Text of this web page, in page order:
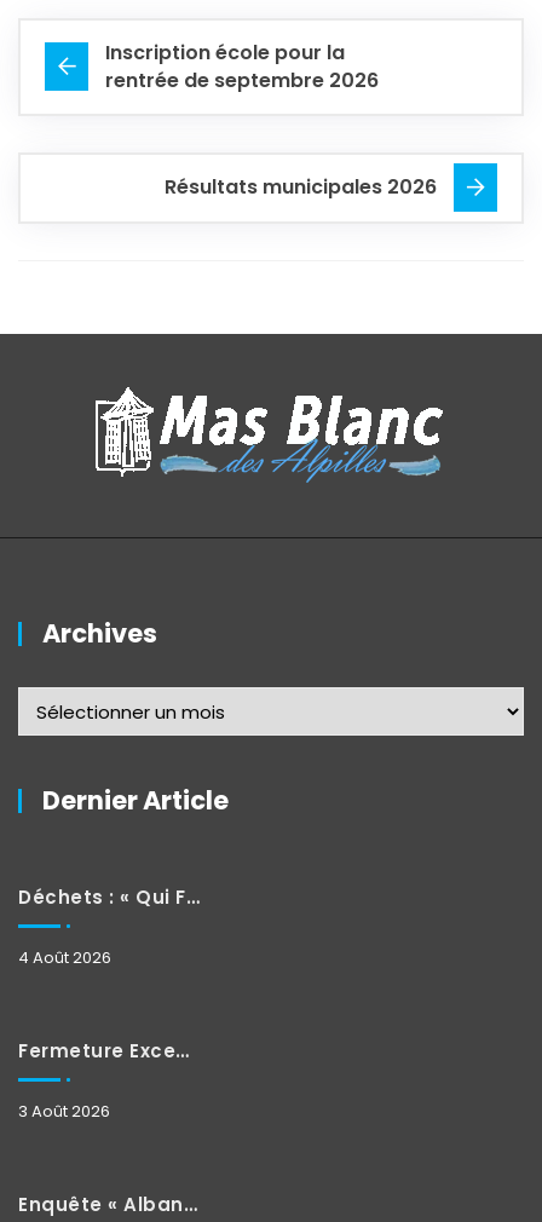
Inscription école pour la
rentrée de septembre 2026
Résultats municipales 2026
Archives
Dernier Article
Déchets : « Qui Fait Quoi »
4 Août 2026
Fermeture Exceptionnelle
3 Août 2026
Enquête « Albane »